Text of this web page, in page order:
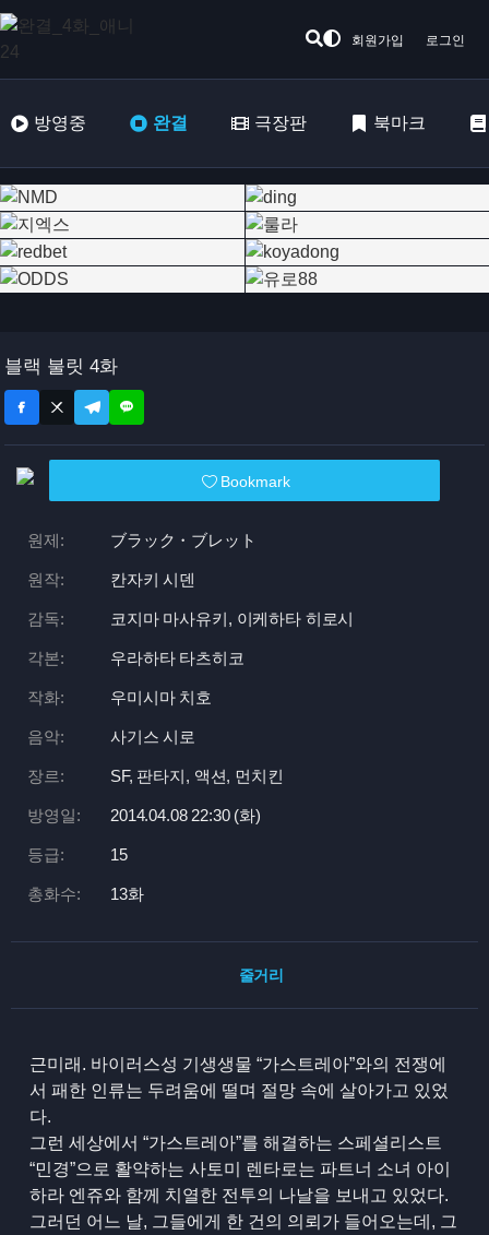
회원가입 로그인
방영중 완결 극장판 북마크
블랙 불릿 4화
Bookmark
원제: ブラック・ブレット
원작: 칸자키 시덴
감독: 코지마 마사유키, 이케하타 히로시
각본: 우라하타 타츠히코
작화: 우미시마 치호
음악: 사기스 시로
장르: SF, 판타지, 액션, 먼치킨
방영일: 2014.04.08 22:30 (화)
등급: 15
총화수: 13화
줄거리
근미래. 바이러스성 기생생물 “가스트레아”와의 전쟁에
서 패한 인류는 두려움에 떨며 절망 속에 살아가고 있었
다.
그런 세상에서 “가스트레아”를 해결하는 스페셜리스트
“민경”으로 활약하는 사토미 렌타로는 파트너 소녀 아이
하라 엔쥬와 함께 치열한 전투의 나날을 보내고 있었다.
그러던 어느 날, 그들에게 한 건의 의뢰가 들어오는데, 그